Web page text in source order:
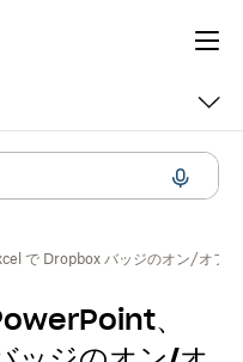
で Dropbox バッジのオン/オフ
、